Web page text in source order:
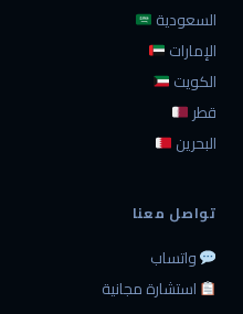
السعودية
الإمارات
الكويت
قطر
البحرين
تواصل معنا
واتساب
استشارة مجانية